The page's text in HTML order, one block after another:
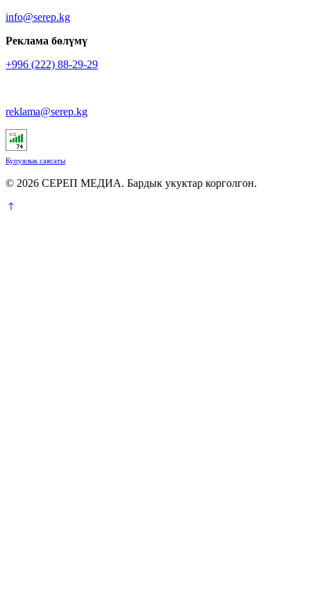
info@serep.kg
Реклама бөлүмү
+996 (222) 88-29-29
reklama@serep.kg
Купуялык саясаты
© 2026 СЕРЕП МЕДИА. Бардык укуктар корголгон.